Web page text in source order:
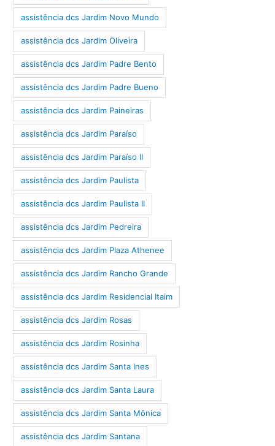
assistência dcs Jardim Novo Mundo
assistência dcs Jardim Oliveira
assistência dcs Jardim Padre Bento
assistência dcs Jardim Padre Bueno
assistência dcs Jardim Paineiras
assistência dcs Jardim Paraíso
assistência dcs Jardim Paraíso II
assistência dcs Jardim Paulista
assistência dcs Jardim Paulista II
assistência dcs Jardim Pedreira
assistência dcs Jardim Plaza Athenee
assistência dcs Jardim Rancho Grande
assistência dcs Jardim Residencial Itaim
assistência dcs Jardim Rosas
assistência dcs Jardim Rosinha
assistência dcs Jardim Santa Ines
assistência dcs Jardim Santa Laura
assistência dcs Jardim Santa Mônica
assistência dcs Jardim Santana